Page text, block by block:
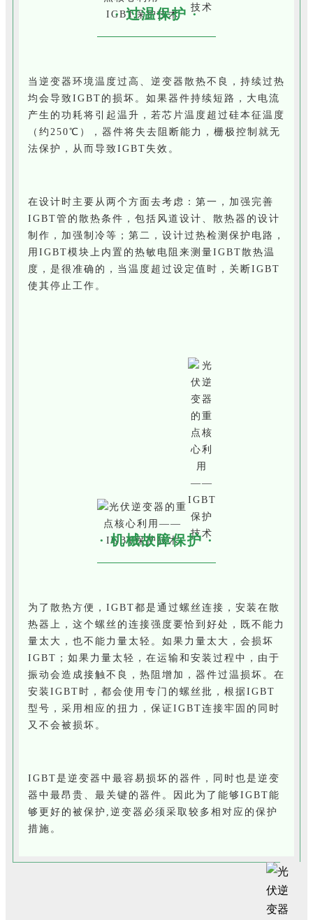
· 过温保护 ·
当逆变器环境温度过高、逆变器散热不良，持续过热
均会导致IGBT的损坏。如果器件持续短路，大电流
产生的功耗将引起温升，若芯片温度超过硅本征温度
（约250℃），器件将失去阻断能力，栅极控制就无
法保护，从而导致IGBT失效。
在设计时主要从两个方面去考虑：第一，加强完善
IGBT管的散热条件，包括风道设计、散热器的设计
制作，加强制冷等；第二，设计过热检测保护电路，
用IGBT模块上内置的热敏电阻来测量IGBT散热温
度，是很准确的，当温度超过设定值时，关断IGBT
使其停止工作。
· 机械故障保护 ·
为了散热方便，IGBT都是通过螺丝连接，安装在散
热器上，这个螺丝的连接强度要恰到好处，既不能力
量太大，也不能力量太轻。如果力量太大，会损坏
IGBT；如果力量太轻，在运输和安装过程中，由于
振动会造成接触不良，热阻增加，器件过温损坏。在
安装IGBT时，都会使用专门的螺丝批，根据IGBT
型号，采用相应的扭力，保证IGBT连接牢固的同时
又不会被损坏。
IGBT是逆变器中最容易损坏的器件，同时也是逆变
器中最昂贵、最关键的器件。因此为了能够IGBT能
够更好的被保护,逆变器必须采取较多相对应的保护
措施。